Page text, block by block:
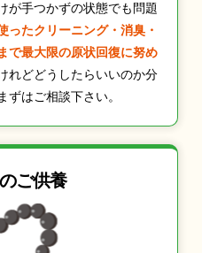
が手つかずの状態でも問題
ったクリーニング・消臭・
で最大限の原状回復に努め
れどどうしたらいいのか分
はご相談下さい。
ご供養